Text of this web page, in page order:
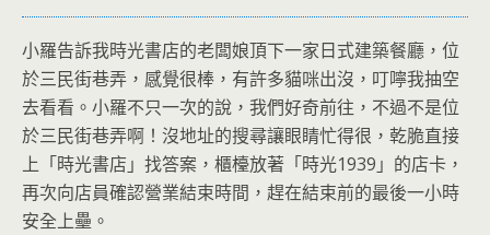
小羅告訴我時光書店的老闆娘頂下一家日式建築餐廳，位
於三民街巷弄，感覺很棒，有許多貓咪出沒，叮嚀我抽空
去看看。小羅不只一次的說，我們好奇前往，不過不是位
於三民街巷弄啊！沒地址的搜尋讓眼睛忙得很，乾脆直接
上「時光書店」找答案，櫃檯放著「時光1939」的店卡，
再次向店員確認營業結束時間，趕在結束前的最後一小時
安全上壘。